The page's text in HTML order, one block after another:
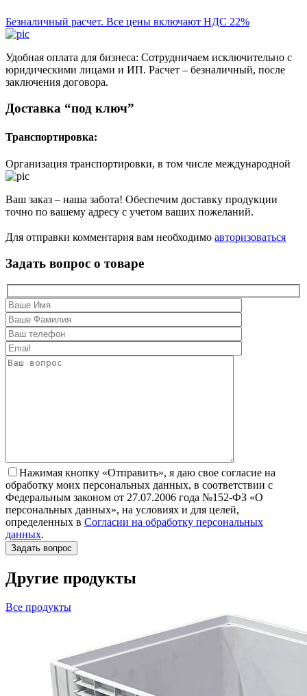
Безналичный расчет. Все цены включают НДС 22%
Удобная оплата для бизнеса: Сотрудничаем исключительно с
юридическими лицами и ИП. Расчет – безналичный, после
заключения договора.
Доставка “под ключ”
Транспортировка:
Организация транспортировки, в том числе международной
Ваш заказ – наша забота! Обеспечим доставку продукции
точно по вашему адресу с учетом ваших пожеланий.
Для отправки комментария вам необходимо авторизоваться
Задать вопрос о товаре
Нажимая кнопку «Отправить», я даю свое согласие на
обработку моих персональных данных, в соответствии с
Федеральным законом от 27.07.2006 года №152-ФЗ «О
персональных данных», на условиях и для целей,
определенных в Согласии на обработку персональных
данных.
Другие продукты
Все продукты